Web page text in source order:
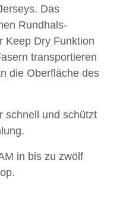
Das
Rundhals-
Keep Dry Funktion
transportieren
die Oberfläche des
schnell und schützt
in bis zu zwölf